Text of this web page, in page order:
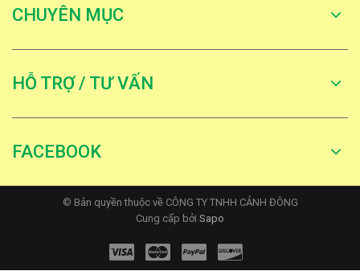
CHUYÊN MỤC
HỖ TRỢ / TƯ VẤN
FACEBOOK
© Bản quyền thuộc về CÔNG TY TNHH CẢNH ĐÔNG
Cung cấp bởi Sapo